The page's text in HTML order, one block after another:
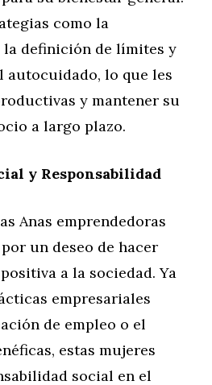
como la
la definición de límites y
lo que les
y mantener su
a largo plazo.
y Responsabilidad
Anas emprendedoras
un deseo de hacer
a la sociedad. Ya
empresariales
de empleo o el
estas mujeres
social en el